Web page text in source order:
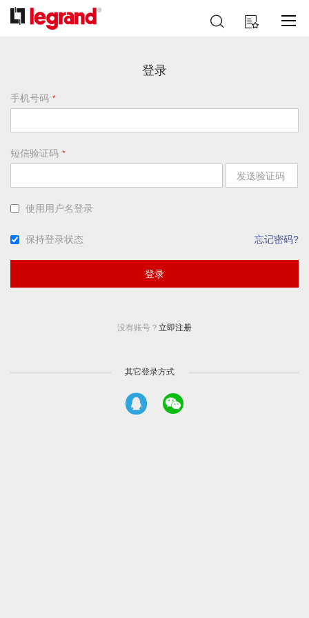
跳
到
我的购物车
索
登录
手机号码
短信验证码
发送验证码
使用用户名登录
保持登录状态 忘记密码?
登录
没有账号？ 立即注册
其它登录方式